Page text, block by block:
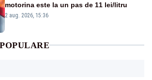
motorina este la un pas de 11 lei/litru
2 aug. 2026, 15:36